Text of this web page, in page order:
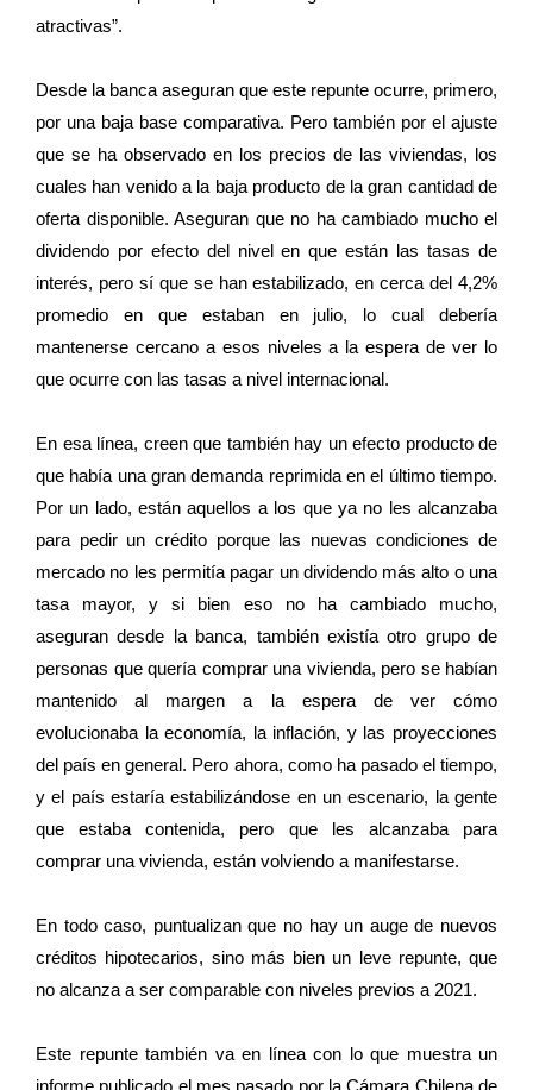
atractivas”.
Desde la banca aseguran que este repunte ocurre, primero,
por una baja base comparativa. Pero también por el ajuste
que se ha observado en los precios de las viviendas, los
cuales han venido a la baja producto de la gran cantidad de
oferta disponible. Aseguran que no ha cambiado mucho el
dividendo por efecto del nivel en que están las tasas de
interés, pero sí que se han estabilizado, en cerca del 4,2%
promedio en que estaban en julio, lo cual debería
mantenerse cercano a esos niveles a la espera de ver lo
que ocurre con las tasas a nivel internacional.
En esa línea, creen que también hay un efecto producto de
que había una gran demanda reprimida en el último tiempo.
Por un lado, están aquellos a los que ya no les alcanzaba
para pedir un crédito porque las nuevas condiciones de
mercado no les permitía pagar un dividendo más alto o una
tasa mayor, y si bien eso no ha cambiado mucho,
aseguran desde la banca, también existía otro grupo de
personas que quería comprar una vivienda, pero se habían
mantenido al margen a la espera de ver cómo
evolucionaba la economía, la inflación, y las proyecciones
del país en general. Pero ahora, como ha pasado el tiempo,
y el país estaría estabilizándose en un escenario, la gente
que estaba contenida, pero que les alcanzaba para
comprar una vivienda, están volviendo a manifestarse.
En todo caso, puntualizan que no hay un auge de nuevos
créditos hipotecarios, sino más bien un leve repunte, que
no alcanza a ser comparable con niveles previos a 2021.
Este repunte también va en línea con lo que muestra un
informe publicado el mes pasado por la Cámara Chilena de